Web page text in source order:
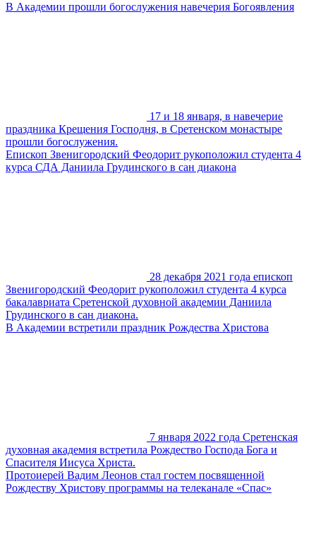
В Академии прошли богослужения навечерия Богоявления
17 и 18 января, в навечерие
праздника Крещения Господня, в Сретенском монастыре
прошли богослужения.
Епископ Звенигородский Феодорит рукоположил студента 4
курса СДА Даниила Грудинского в сан диакона
28 декабря 2021 года епископ
Звенигородский Феодорит рукоположил студента 4 курса
бакалавриата Сретенской духовной академии Даниила
Грудинского в сан диакона.
В Академии встретили праздник Рождества Христова
7 января 2022 года Сретенская
духовная академия встретила Рождество Господа Бога и
Спасителя Иисуса Христа.
Протоиерей Вадим Леонов стал гостем посвященной
Рождеству Христову программы на телеканале «Спас»